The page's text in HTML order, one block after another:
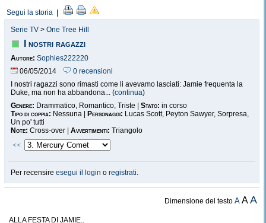
Segui la storia
Serie TV > One Tree Hill
I nostri ragazzi
Autore: Sophies222220
06/05/2014
0 recensioni
I nostri ragazzi sono rimasti come li avevamo lasciati: Jamie frequenta la
Duke, ma non ha abbandona... (continua)
Genere: Drammatico, Romantico, Triste | Stato: in corso
Tipo di coppia: Nessuna | Personaggi: Lucas Scott, Peyton Sawyer, Sorpresa,
Un po' tutti
Note: Cross-over | Avvertimenti: Triangolo
<<
Per recensire esegui il login o registrati.
Dimensione del testoA AA
ALLA FESTA DI JAMIE..